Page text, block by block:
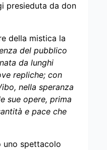
presieduta da don
della mistica la
del pubblico
da lunghi
repliche; con
nella speranza
sue opere, prima
e pace che
uno spettacolo